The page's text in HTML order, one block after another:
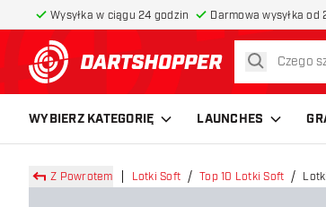
Wysyłka w ciągu 24 godzin Darmowa wysyłka od
powrót do strony głównej
szukaj
WYBIERZ KATEGORIĘ LAUNCHES
Z Powrotem Lotki Soft Top 10 Lotki Soft